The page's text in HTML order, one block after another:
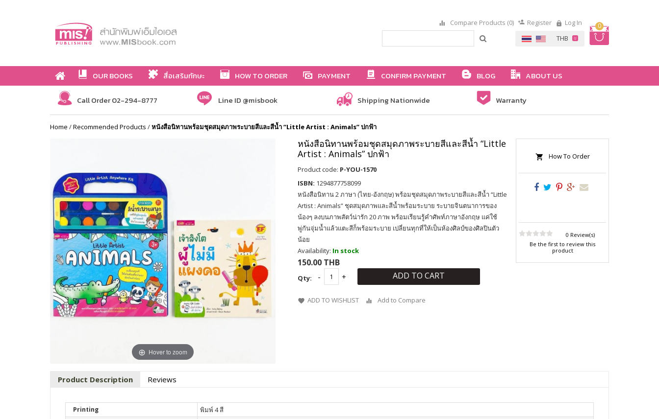
0
Compare Products (0) Register Log In
OUR BOOKS สื่อเสริมทักษะ HOW TO ORDER PAYMENT CONFIRM PAYMENT BLOG ABOUT US
Call Order 02-294-8777 Line ID @misbook Shipping Nationwide Warranty
Home /Recommended Products /หนังสือนิทานพร้อมชุดสมุดภาพระบายสีและสีน้ำ “Little Artist : Animals” ปกฟ้า
Hover to zoom
หนังสือนิทานพร้อมชุดสมุดภาพระบายสีและสีน้ำ “Little
Artist : Animals” ปกฟ้า
Product code: P-YOU-1570
ISBN: 1294877758099
หนังสือนิทาน 2 ภาษา (ไทย-อังกฤษ) พร้อมชุดสมุดภาพระบายสีและสีน้ำ “Little
Artist : Animals” ชุดสมุดภาพและสีน้ำพร้อมระบาย ระบายจินตนาการของ
น้องๆ ลงบนภาพสัตว์น่ารัก 20 ภาพ พร้อมเรียนรู้คำศัพท์ภาษาอังกฤษ แค่ใช้
พู่กันจุ่มน้ำแล้วแตะสีก็พร้อมระบาย เปลี่ยนทุกที่ให้เป็นห้องศิลป์ของศิลปินตัว
น้อย
Availability: In stock
150.00 THB
Qty: ADD TO CART
ADD TO WISHLIST Add to Compare
How To Order
0 Review(s)
Be the first to review this
product
Product Description Reviews
Printing พิมพ์ 4 สี